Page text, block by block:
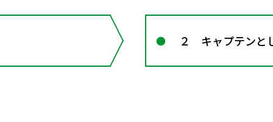
２ キャプテンと